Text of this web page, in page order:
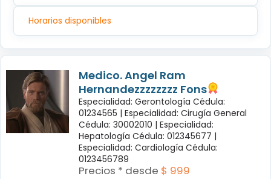
Horarios disponibles
Medico. Angel Ram
Hernandezzzzzzzz Fons
Especialidad: Gerontología Cédula:
01234565 | Especialidad: Cirugía General
Cédula: 30002010 | Especialidad:
Hepatología Cédula: 012345677 |
Especialidad: Cardiología Cédula:
0123456789
Precios * desde $ 999